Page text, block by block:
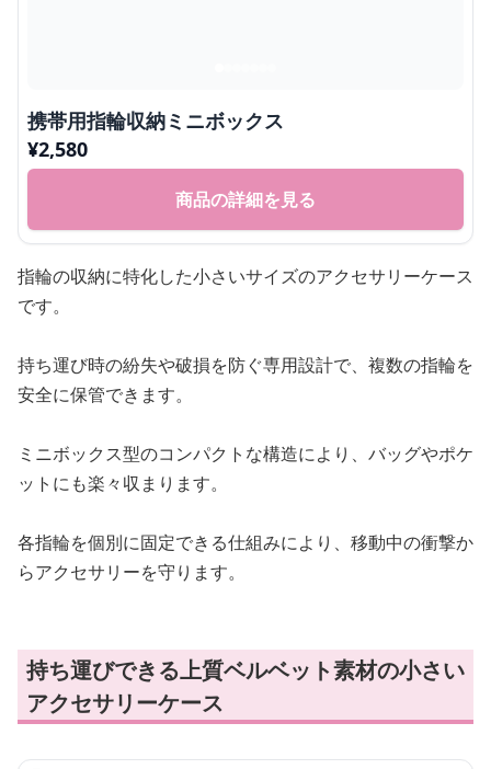
携帯用指輪収納ミニボックス
¥2,580
商品の詳細を見る
指輪の収納に特化した小さいサイズのアクセサリーケース
です。
持ち運び時の紛失や破損を防ぐ専用設計で、複数の指輪を
安全に保管できます。
ミニボックス型のコンパクトな構造により、バッグやポケ
ットにも楽々収まります。
各指輪を個別に固定できる仕組みにより、移動中の衝撃か
らアクセサリーを守ります。
持ち運びできる上質ベルベット素材の小さい
アクセサリーケース